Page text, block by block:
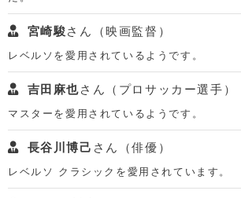
宮崎駿さん（映画監督）
レベルソを愛用されているようです。
吉田麻也さん（プロサッカー選手）
マスターを愛用されているようです。
長谷川博己 さん（俳優）
レベルソ クラシックを愛用されています。